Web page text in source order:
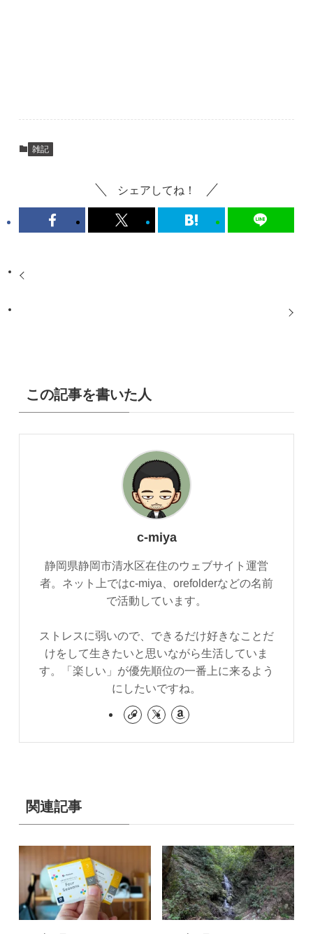
雑記
シェアしてね！
この記事を書いた人
c-miya
静岡県静岡市清水区在住のウェブサイト運営
者。ネット上ではc-miya、orefolderなどの名前
で活動しています。
ストレスに弱いので、できるだけ好きなことだ
けをして生きたいと思いながら生活していま
す。「楽しい」が優先順位の一番上に来るよう
にしたいですね。
関連記事